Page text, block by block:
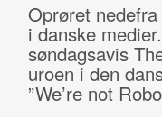
Oprøret
i danske
søndagsavis
uroen i den
”We’re not